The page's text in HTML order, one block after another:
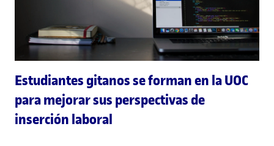
Estudiantes gitanos se forman en la UOC
para mejorar sus perspectivas de
inserción laboral